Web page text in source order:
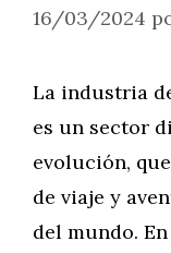
16/03/2024
La industria
es un sector
evolución,
de viaje y
del mundo.